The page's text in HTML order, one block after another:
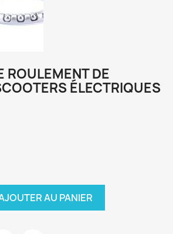
ROULEMENT DE
ÉLECTRIQUES
AU PANIER